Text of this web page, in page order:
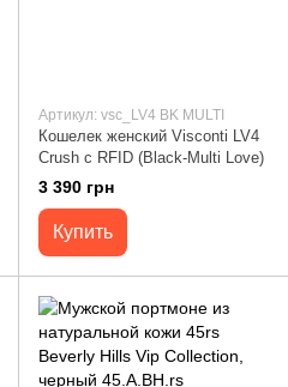
Артикул: vsc_LV4 BK MULTI
Кошелек женский Visconti LV4
Crush c RFID (Black-Multi Love)
3 390 грн
Купить